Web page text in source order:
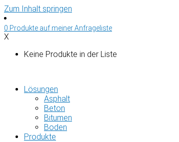
Zum Inhalt springen
0 Produkte auf meiner Anfrageliste
X
Keine Produkte in der Liste
Lösungen
Asphalt
Beton
Bitumen
Boden
Produkte